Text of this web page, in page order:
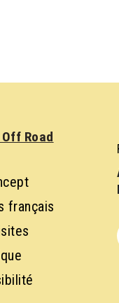
Road
français